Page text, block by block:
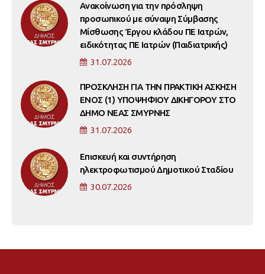
Ανακοίνωση για την πρόσληψη
προσωπικού με σύναψη Σύμβασης
Μίσθωσης Έργου κλάδου ΠΕ Ιατρών,
ειδικότητας ΠΕ Ιατρών (Παιδιατρικής)
31.07.2026
ΠΡΟΣΚΛΗΣΗ ΓΙΑ ΤΗΝ ΠΡΑΚΤΙΚΗ ΑΣΚΗΣΗ
ΕΝΟΣ (1) ΥΠΟΨΗΦΙΟΥ ΔΙΚΗΓΟΡΟΥ ΣΤΟ
ΔΗΜΟ ΝΕΑΣ ΣΜΥΡΝΗΣ
31.07.2026
Επισκευή και συντήρηση
ηλεκτροφωτισμού Δημοτικού Σταδίου
30.07.2026